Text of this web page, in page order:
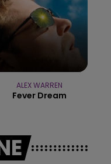
ALEX WARREN
Fever Dream